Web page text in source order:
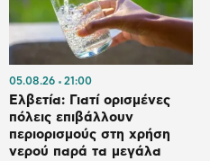
05.08.26 21:00
Ελβετία: Γιατί ορισμένες
πόλεις επιβάλλουν
περιορισμούς στη χρήση
νερού παρά τα μεγάλα